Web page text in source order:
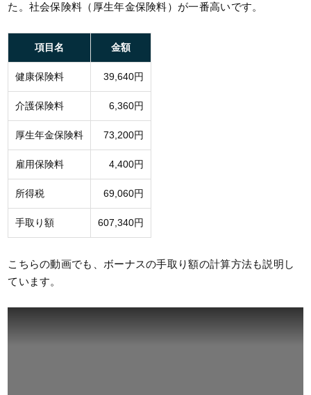
た。社会保険料（厚生年金保険料）が一番高いです。
項目名 金額
健康保険料 39,640円
介護保険料 6,360円
厚生年金保険料 73,200円
雇用保険料 4,400円
所得税 69,060円
手取り額 607,340円
こちらの動画でも、ボーナスの手取り額の計算方法も説明し
ています。